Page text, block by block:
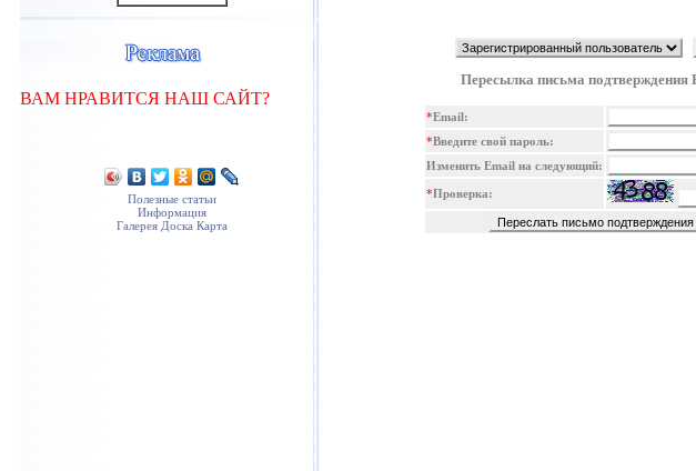
ВАМ НРАВИТСЯ НАШ САЙТ?
Полезные статьи
Информация
Галерея Доска Карта
Пересылка письма подтверждения
*Email:
*Введите свой пароль:
Изменить Email на следующий:
*Проверка: